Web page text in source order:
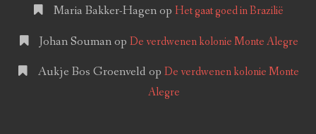
Maria Bakker-HagenopHet gaat goed in Brazilië
Johan Soumanop De verdwenen kolonie Monte Alegre
Aukje Bos Groenveld opDe verdwenen kolonie Monte
Alegre